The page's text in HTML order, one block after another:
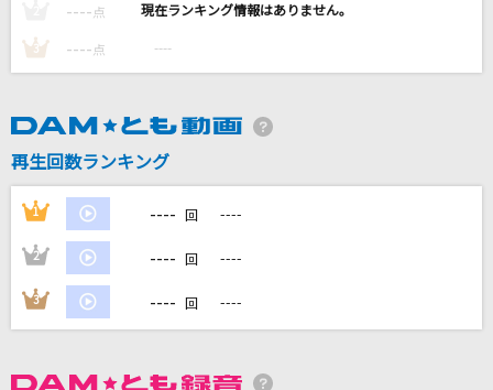
あいみょん
Lost love song
[生音]フレア
Superfly
DAMの新曲・ランキングなど
---- 点 ----
3 ---- 点 ----
再生回数ランキング
1 ---- 回 ----
2 ---- 回 ----
3 ---- 回 ----